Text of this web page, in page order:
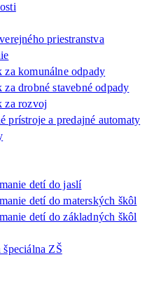
priestranstva
komunálne odpady
drobné stavebné odpady
za rozvoj
prístroje a predajné automaty
detí do jaslí
detí do materských škôl
detí do základných škôl
ZŠ